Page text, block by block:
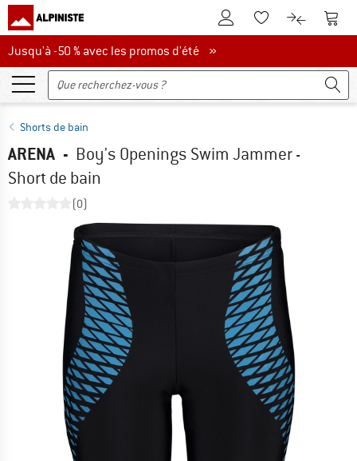
Vers le compte client
Vers la liste
Vers le
Jusqu'à -50 % avec les promos d'été
Jusqu'à -50 % avec les promos d'été »
Shorts de bain
ARENA - Boy's Openings Swim Jammer -
Short de bain
(0)